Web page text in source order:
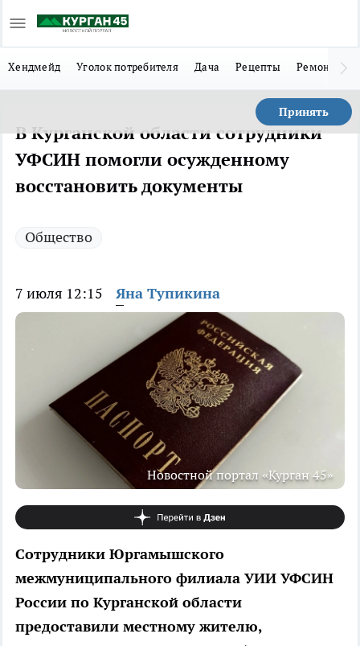
Хендмейд Уголок потребителя Дача Рецепты Ремонт
Принять
В Курганской области сотрудники
УФСИН помогли осужденному
восстановить документы
Общество
7 июля 12:15 Яна Тупикина
Новостной портал «Курган 45»
Сотрудники Юргамышского
межмуниципального филиала УИИ УФСИН
России по Курганской области
предоставили местному жителю,